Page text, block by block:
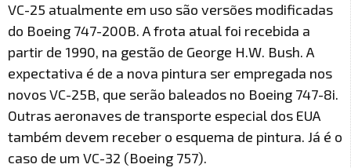
VC-25 atualmente em uso são versões modificadas
do Boeing 747-200B. A frota atual foi recebida a
partir de 1990, na gestão de George H.W. Bush. A
expectativa é de a nova pintura ser empregada nos
novos VC-25B, que serão baleados no Boeing 747-8i.
Outras aeronaves de transporte especial dos EUA
também devem receber o esquema de pintura. Já é o
caso de um VC-32 (Boeing 757).